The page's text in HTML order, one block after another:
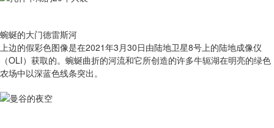
蜿蜒的大门德雷斯河
上边的假彩色图像是在2021年3月30日由陆地卫星8号上的陆地成像仪
（OLI）获取的。蜿蜒曲折的河流和它所创造的许多牛轭湖在明亮的绿色
农场中以深蓝色线条突出。